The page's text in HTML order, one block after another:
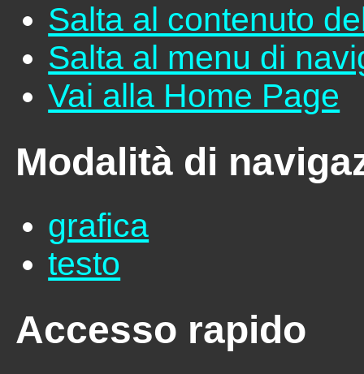
Salta al contenuto
Salta al menu di
Vai alla Home Page
Modalità di
grafica
testo
Accesso rapido